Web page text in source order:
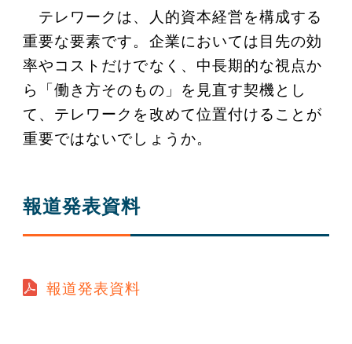
テレワークは、人的資本経営を構成する
重要な要素です。企業においては目先の効
率やコストだけでなく、中長期的な視点か
ら「働き方そのもの」を見直す契機とし
て、テレワークを改めて位置付けることが
重要ではないでしょうか。
報道発表資料
報道発表資料